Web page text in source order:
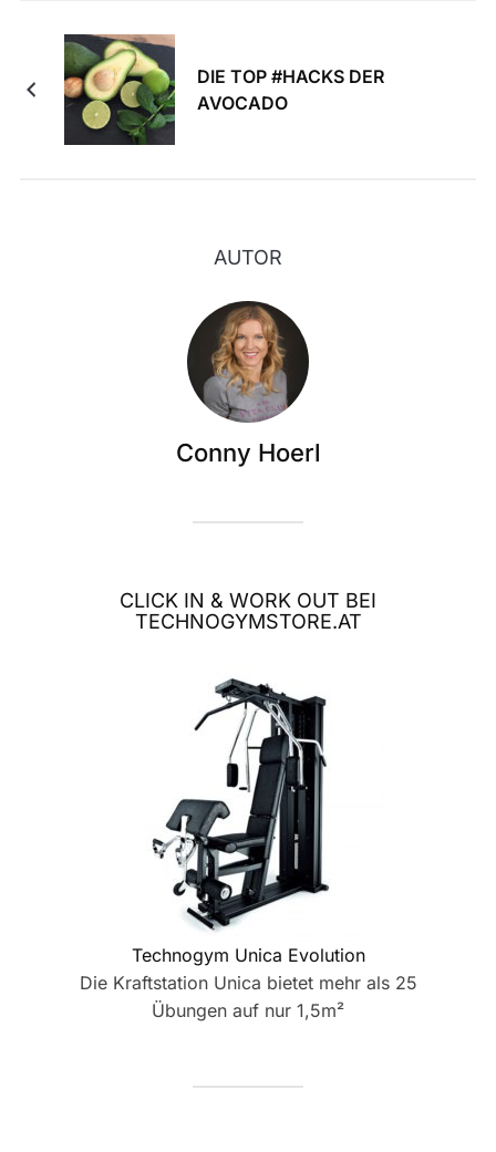
DIE TOP #HACKS DER
AVOCADO
AUTOR
Conny Hoerl
CLICK IN & WORK OUT BEI
TECHNOGYMSTORE.AT
Technogym Unica Evolution
Die Kraftstation Unica bietet mehr als 25
Übungen auf nur 1,5m²